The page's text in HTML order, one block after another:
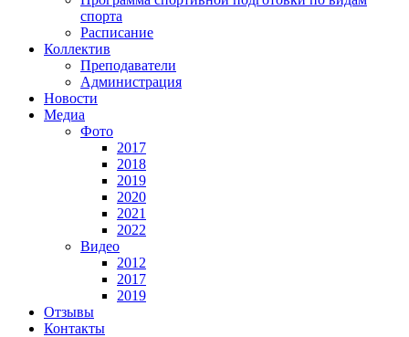
спорта
Расписание
Коллектив
Преподаватели
Администрация
Новости
Медиа
Фото
2017
2018
2019
2020
2021
2022
Видео
2012
2017
2019
Отзывы
Контакты